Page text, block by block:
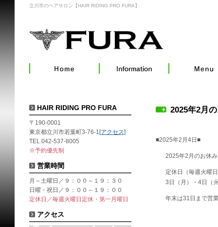
立川市のヘアサロン【HAIR RIDING PRO FURA】
2025年2月
■2025年2月4日■
2025年2月のお休
定休日（毎週火曜
3日（月）・4日（
年末は31日まで営
HAIR RIDING PRO FURA
〒190-0001
東京都立川市若葉町3-76-1 [アクセス]
TEL.042-537-8005
※予約優先制
営業時間
月～土曜日／９：００～１９：３０
日曜・祝日／９：００～１９：００
定休日／毎週火曜日定休・第一月曜日
アクセス